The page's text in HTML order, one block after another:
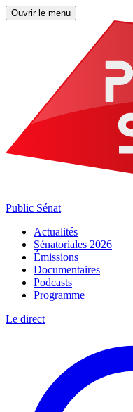
Ouvrir le menu
Public Sénat
Actualités
Sénatoriales 2026
Émissions
Documentaires
Podcasts
Programme
Le direct